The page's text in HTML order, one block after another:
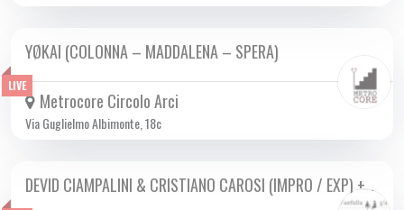
LIVE
SAB 09/11 2024
YØKAI (COLONNA – MADDALENA – SPERA)
Metrocore Circolo Arci
Via Guglielmo Albimonte, 18c
SAB 09/11 2024
DEVID CIAMPALINI & CRISTIANO CAROSI (IMPRO / EXP) +…